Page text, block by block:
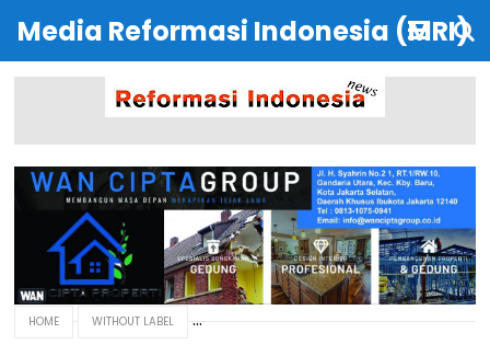
Media Reformasi Indonesia (MRI)
HOME WITHOUT LABEL